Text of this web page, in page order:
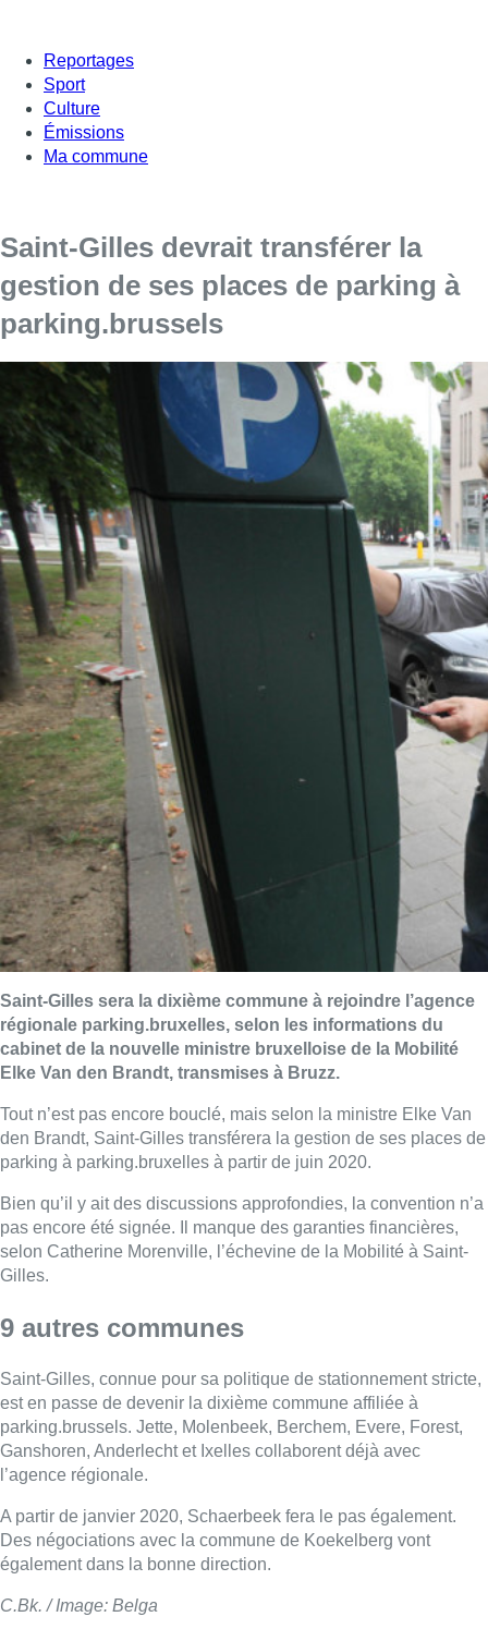
Reportages
Sport
Culture
Émissions
Ma commune
Saint-Gilles devrait transférer la
gestion de ses places de parking à
parking.brussels
Saint-Gilles sera la dixième commune à rejoindre l’agence
régionale parking.bruxelles, selon les informations du
cabinet de la nouvelle ministre bruxelloise de la Mobilité
Elke Van den Brandt, transmises à Bruzz.
Tout n’est pas encore bouclé, mais selon la ministre Elke Van
den Brandt, Saint-Gilles transférera la gestion de ses places de
parking à parking.bruxelles à partir de juin 2020.
Bien qu’il y ait des discussions approfondies, la convention n’a
pas encore été signée. Il manque des garanties financières,
selon Catherine Morenville, l’échevine de la Mobilité à Saint-
Gilles.
9 autres communes
Saint-Gilles, connue pour sa politique de stationnement stricte,
est en passe de devenir la dixième commune affiliée à
parking.brussels. Jette, Molenbeek, Berchem, Evere, Forest,
Ganshoren, Anderlecht et Ixelles collaborent déjà avec
l’agence régionale.
A partir de janvier 2020, Schaerbeek fera le pas également.
Des négociations avec la commune de Koekelberg vont
également dans la bonne direction.
C.Bk. / Image: Belga